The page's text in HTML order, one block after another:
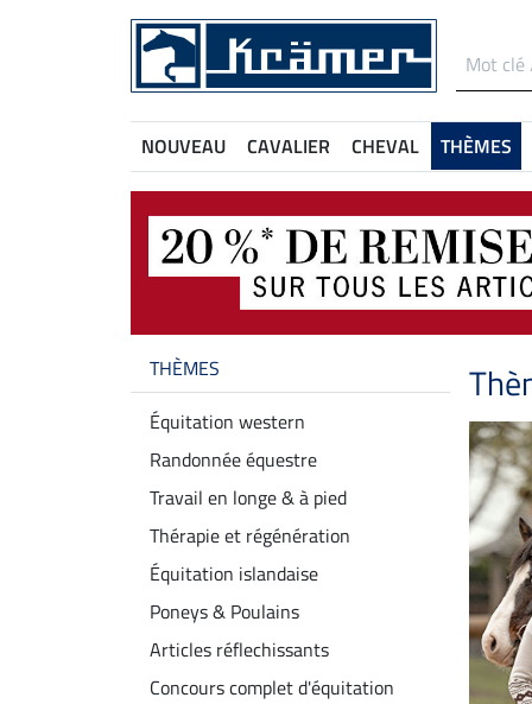
NOUVEAU CAVALIER CHEVAL THÈMES
THÈMES
Équitation western
Randonnée équestre
Travail en longe & à pied
Thérapie et régénération
Équitation islandaise
Poneys & Poulains
Articles réflechissants
Concours complet d'équitation